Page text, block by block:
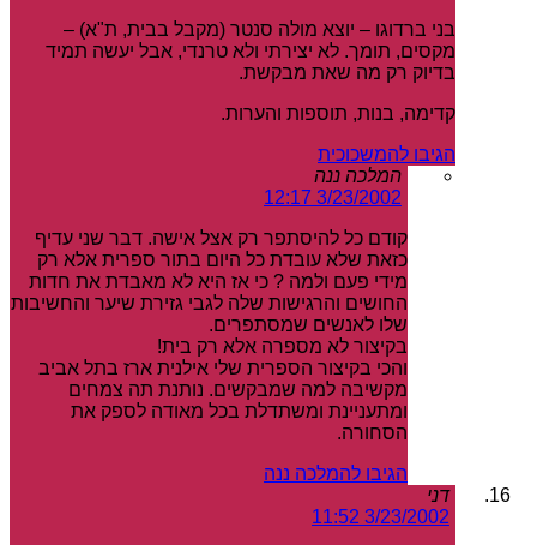
בני ברדוגו – יוצא מולה סנטר (מקבל בבית, ת"א) –
מקסים, תומך. לא יצירתי ולא טרנדי, אבל יעשה תמיד
בדיוק רק מה שאת מבקשת.
קדימה, בנות, תוספות והערות.
הגיבו להמשכוכית
המלכה ננה
3/23/2002 12:17
קודם כל להיסתפר רק אצל אישה. דבר שני עדיף
כזאת שלא עובדת כל היום בתור ספרית אלא רק
מידי פעם ולמה ? כי אז היא לא מאבדת את חדות
החושים והרגישות שלה לגבי גזירת שיער והחשיבות
שלו לאנשים שמסתפרים.
בקיצור לא מספרה אלא רק בית!
והכי בקיצור הספרית שלי אילנית ארז בתל אביב
מקשיבה למה שמבקשים. נותנת תה צמחים
ומתעניינת ומשתדלת בכל מאודה לספק את
הסחורה.
הגיבו להמלכה ננה
דני
3/23/2002 11:52